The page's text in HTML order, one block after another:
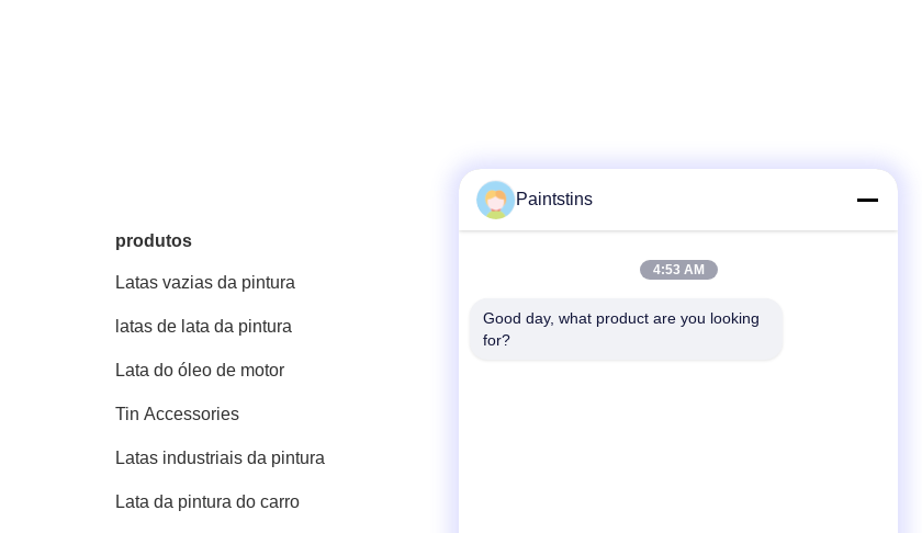
produtos
Latas vazias da pintura
latas de lata da pintura
Lata do óleo de motor
Tin Accessories
Latas industriais da pintura
Lata da pintura do carro
00-86-13711606141
Paintstins
4:53 AM
Good day, what product are you looking
for?